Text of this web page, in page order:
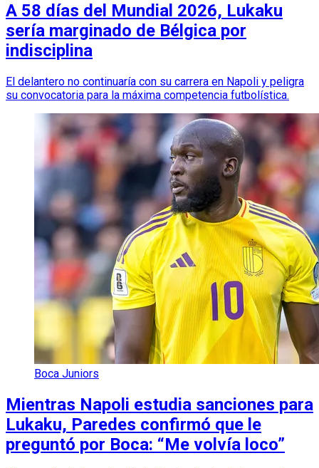
A 58 días del Mundial 2026, Lukaku
sería marginado de Bélgica por
indisciplina
El delantero no continuaría con su carrera en Napoli y peligra
su convocatoria para la máxima competencia futbolística.
Boca Juniors
Mientras Napoli estudia sanciones para
Lukaku, Paredes confirmó que le
preguntó por Boca: “Me volvía loco”